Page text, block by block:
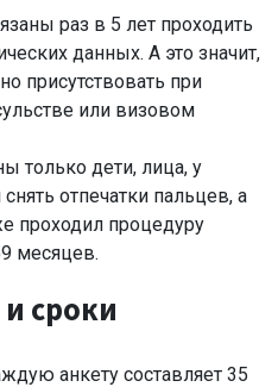
раз в 5 лет проходить
данных. А это значит,
присутствовать при
или визовом
только дети, лица, у
отпечатки пальцев, а
проходил процедуру
месяцев.
сроки
анкету составляет 35